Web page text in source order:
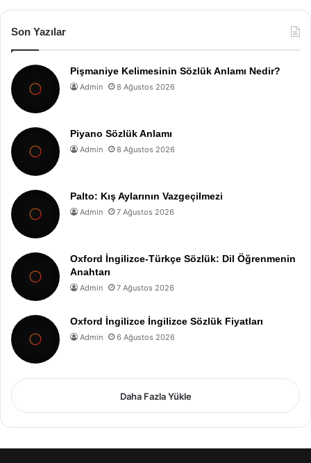
Son Yazılar
Pişmaniye Kelimesinin Sözlük Anlamı Nedir?
Admin 8 Ağustos 2026
Piyano Sözlük Anlamı
Admin 8 Ağustos 2026
Palto: Kış Aylarının Vazgeçilmezi
Admin 7 Ağustos 2026
Oxford İngilizce-Türkçe Sözlük: Dil Öğrenmenin
Anahtarı
Admin 7 Ağustos 2026
Oxford İngilizce İngilizce Sözlük Fiyatları
Admin 6 Ağustos 2026
Daha Fazla Yükle